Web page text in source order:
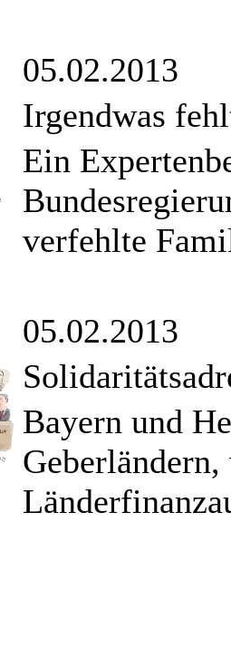
05.02.2013
Irgendwas
Ein
verfehlte
05.02.2013
Bayern und